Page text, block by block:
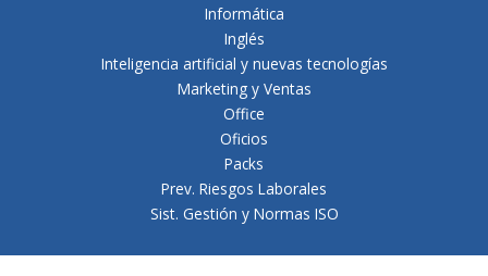
Informática
Inglés
Inteligencia artificial y nuevas tecnologías
Marketing y Ventas
Office
Oficios
Packs
Prev. Riesgos Laborales
Sist. Gestión y Normas ISO